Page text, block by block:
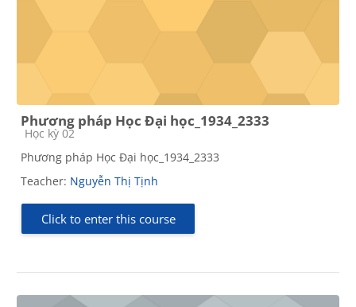
Phương pháp Học Đại học_1934_2333
Course category
Học kỳ 02
Phương pháp Học Đại học_1934_2333
Teacher: Nguyễn Thị Tịnh
Click to enter this course